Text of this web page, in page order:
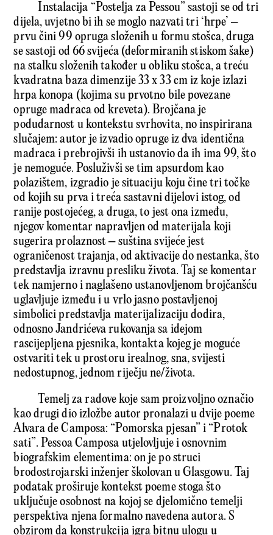
Instalacija “Postelja za Pessou” sastoji se od tri
dijela, uvjetno bi ih se moglo nazvati tri ‘hrpe’ –
prvu čini 99 opruga složenih u formu stošca, druga
se sastoji od 66 svijeća (deformiranih stiskom šake)
na stalku složenih također u obliku stošca, a treću
kvadratna baza dimenzije 33 x 33 cm iz koje izlazi
hrpa konopa (kojima su prvotno bile povezane
opruge madraca od kreveta). Brojčana je
podudarnost u kontekstu svrhovita, no inspirirana
slučajem: autor je izvadio opruge iz dva identična
madraca i prebrojivši ih ustanovio da ih ima 99, što
je nemoguće. Posluživši se tim apsurdom kao
polazištem, izgradio je situaciju koju čine tri točke
od kojih su prva i treća sastavni dijelovi istog, od
ranije postojećeg, a druga, to jest ona između,
njegov komentar napravljen od materijala koji
sugerira prolaznost – suština svijeće jest
ograničenost trajanja, od aktivacije do nestanka, što
predstavlja izravnu presliku života. Taj se komentar
tek namjerno i naglašeno ustanovljenom broj­čanšću
uglavljuje između i u vrlo jasno postavljenoj
simbolici predstavlja materijalizaciju dodira,
odnosno Jandrićeva rukovanja sa idejom
rascijepljena pjesnika, kontakta kojeg je moguće
ostvariti tek u prostoru irealnog, sna, svijesti
nedostupnog, jednom riječju ne/života.
Temelj za radove koje sam proizvoljno označio
kao drugi dio izložbe autor pronalazi u dvije poeme
Alvara de Camposa: “Pomorska pjesan” i “Protok
sati”. Pessoa Camposa utjelovljuje i osnovnim
biografskim elementima: on je po struci
brodostrojarski inženjer školovan u Glasgowu. Taj
podatak proširuje kontekst poeme stoga što
uključuje osobnost na kojoj se djelomično temelji
perspektiva njena formalno navedena autora. S
obzirom da konstrukcija igra bitnu ulogu u